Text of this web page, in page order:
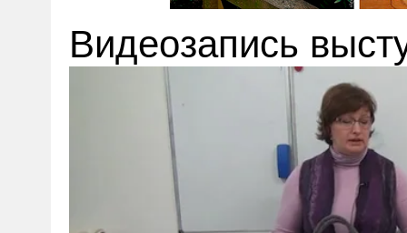
Видеозапись